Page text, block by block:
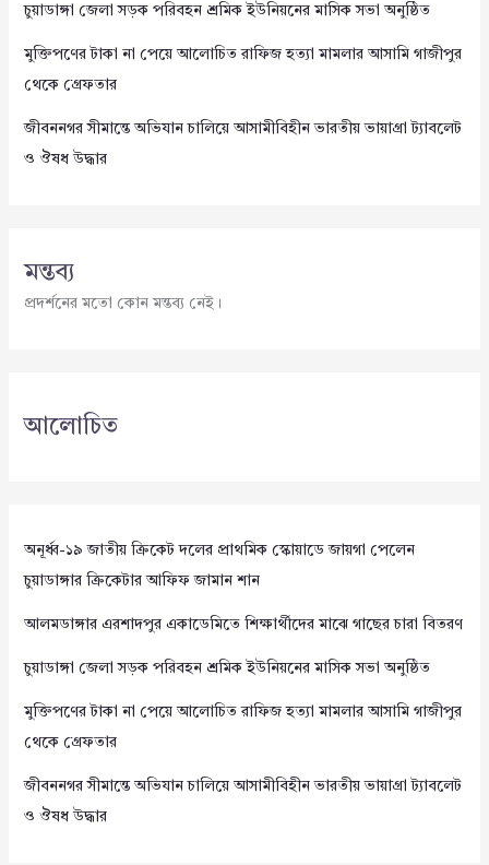
চুয়াডাঙ্গা জেলা সড়ক পরিবহন শ্রমিক ইউনিয়নের মাসিক সভা অনুষ্ঠিত
মুক্তিপণের টাকা না পেয়ে আলোচিত রাফিজ হত্যা মামলার আসামি গাজীপুর
থেকে গ্রেফতার
জীবননগর সীমান্তে অভিযান চালিয়ে আসামীবিহীন ভারতীয় ভায়াগ্রা ট্যাবলেট
ও ঔষধ উদ্ধার
মন্তব্য
প্রদর্শনের মতো কোন মন্তব্য নেই।
আলোচিত
অনূর্ধ্ব-১৯ জাতীয় ক্রিকেট দলের প্রাথমিক স্কোয়াডে জায়গা পেলেন
চুয়াডাঙ্গার ক্রিকেটার আফিফ জামান শান
আলমডাঙ্গার এরশাদপুর একাডেমিতে শিক্ষার্থীদের মাঝে গাছের চারা বিতরণ
চুয়াডাঙ্গা জেলা সড়ক পরিবহন শ্রমিক ইউনিয়নের মাসিক সভা অনুষ্ঠিত
মুক্তিপণের টাকা না পেয়ে আলোচিত রাফিজ হত্যা মামলার আসামি গাজীপুর
থেকে গ্রেফতার
জীবননগর সীমান্তে অভিযান চালিয়ে আসামীবিহীন ভারতীয় ভায়াগ্রা ট্যাবলেট
ও ঔষধ উদ্ধার